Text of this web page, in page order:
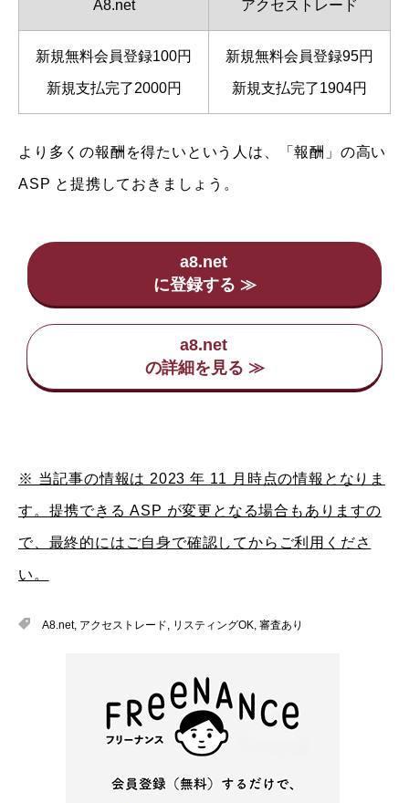
A8.net アクセストレード
新規無料会員登録100円
新規支払完了2000円
新規無料会員登録95円
新規支払完了1904円
より多くの報酬を得たいという人は、「報酬」の高い
ASP と提携しておきましょう。
a8.net
a8.net
※ 当記事の情報は 2023 年 11 月時点の情報となりま
す。提携できる ASP が変更となる場合もありますの
で、最終的にはご自身で確認してからご利用くださ
い。
A8.net, アクセストレード リスティングOK 審査あり